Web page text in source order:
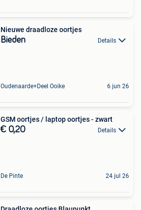
Nieuwe draadloze oortjes
Bieden Details
Oudenaarde+Deel Ooike 6 jun 26
GSM oortjes / laptop oortjes - zwart
€ 0,20 Details
De Pinte 24 jul 26